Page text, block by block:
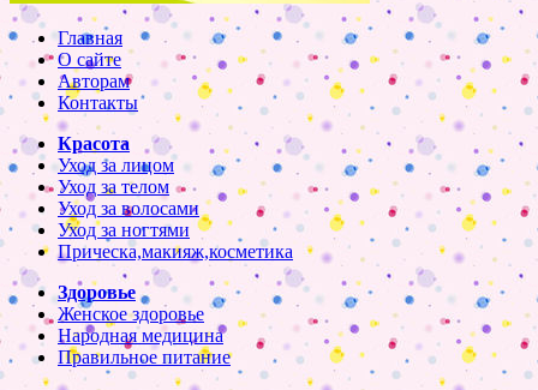
Главная
О сайте
Авторам
Контакты
Красота
Уход за лицом
Уход за телом
Уход за волосами
Уход за ногтями
Прическа,макияж,косметика
Здоровье
Женское здоровье
Народная медицина
Правильное питание